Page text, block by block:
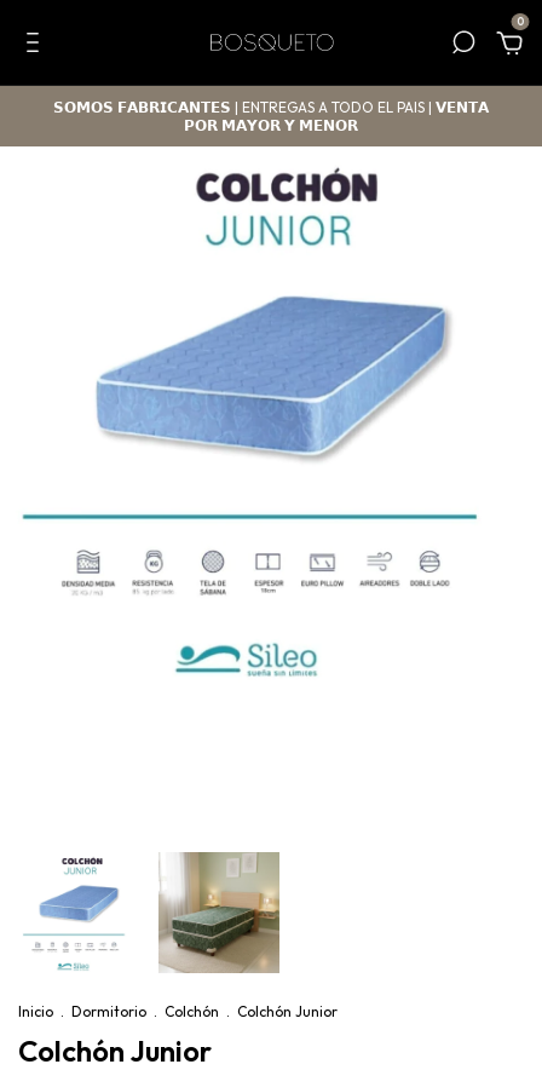
0
𝗦𝗢𝗠𝗢𝗦 𝗙𝗔𝗕𝗥𝗜𝗖𝗔𝗡𝗧𝗘𝗦 | ENTREGAS A TODO EL PAIS | 𝗩𝗘𝗡𝗧𝗔
𝗣𝗢𝗥 𝗠𝗔𝗬𝗢𝗥 𝗬 𝗠𝗘𝗡𝗢𝗥
Inicio Dormitorio Colchón Colchón Junior
Colchón Junior